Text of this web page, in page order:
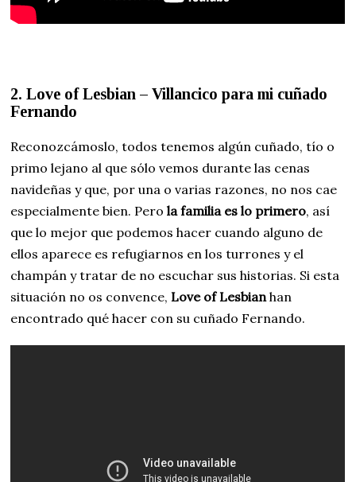
2. Love of Lesbian – Villancico para mi cuñado
Fernando
Reconozcámoslo, todos tenemos algún cuñado, tío o
primo lejano al que sólo vemos durante las cenas
navideñas y que, por una o varias razones, no nos cae
especialmente bien. Perola familia es lo primero, así
que lo mejor que podemos hacer cuando alguno de
ellos aparece es refugiarnos en los turrones y el
champán y tratar de no escuchar sus historias. Si esta
situación no os convence, Love of Lesbian han
encontrado qué hacer con su cuñado Fernando.